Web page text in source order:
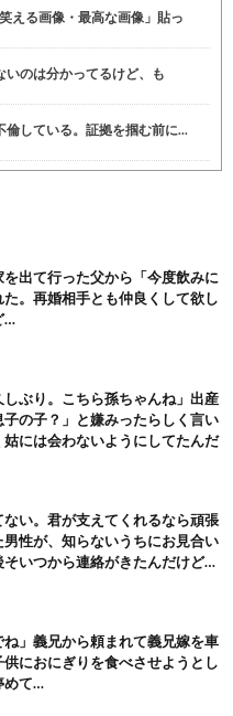
える画像・最高な画像」貼っ
いのは分かってるけど、も
倫している。証拠を掴む前に...
午前6:30時点）
っちゅしながらの濃厚エッ...
価「パリピ」続編への期待が高...
まわしたい女の子ｗｗｗｗｗ
出て行った父から「今度飲みに
。再婚相手とも仲良くして欲し
…
しぶり。こちら孫ちゃんね」出産
の子？」と嫌みったらしく言い
には会わないようにしてたんだ
ない。君が支えてくれるなら頑張
性が、知らないうちにお見合い
いつから連絡がきたんだけど…
ね」義兄から頼まれて義兄嫁を車
におにぎりを食べさせようとし
めて…